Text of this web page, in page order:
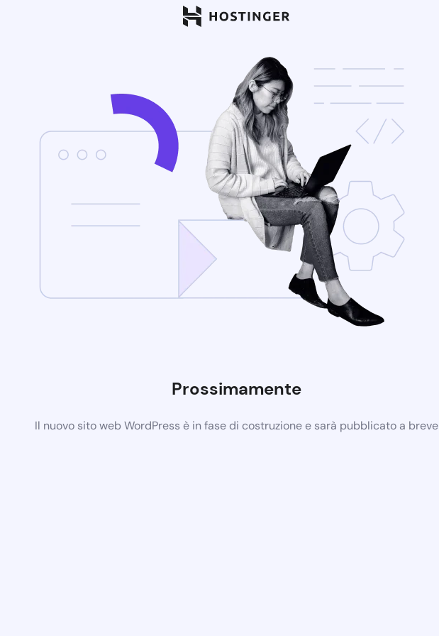
Prossimamente
Il nuovo sito web WordPress è in fase di costruzione e sarà pubblicato a breve